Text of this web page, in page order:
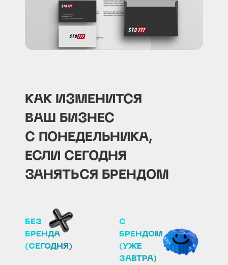
КАК ИЗМЕНИТСЯ
ВАШ БИЗНЕС
С ПОНЕДЕЛЬНИКА,
ЕСЛИ СЕГОДНЯ
ЗАНЯТЬСЯ БРЕНДОМ
БЕЗ
БРЕНДА
(СЕГОДНЯ)
С
БРЕНДОМ
(УЖЕ
ЗАВТРА)